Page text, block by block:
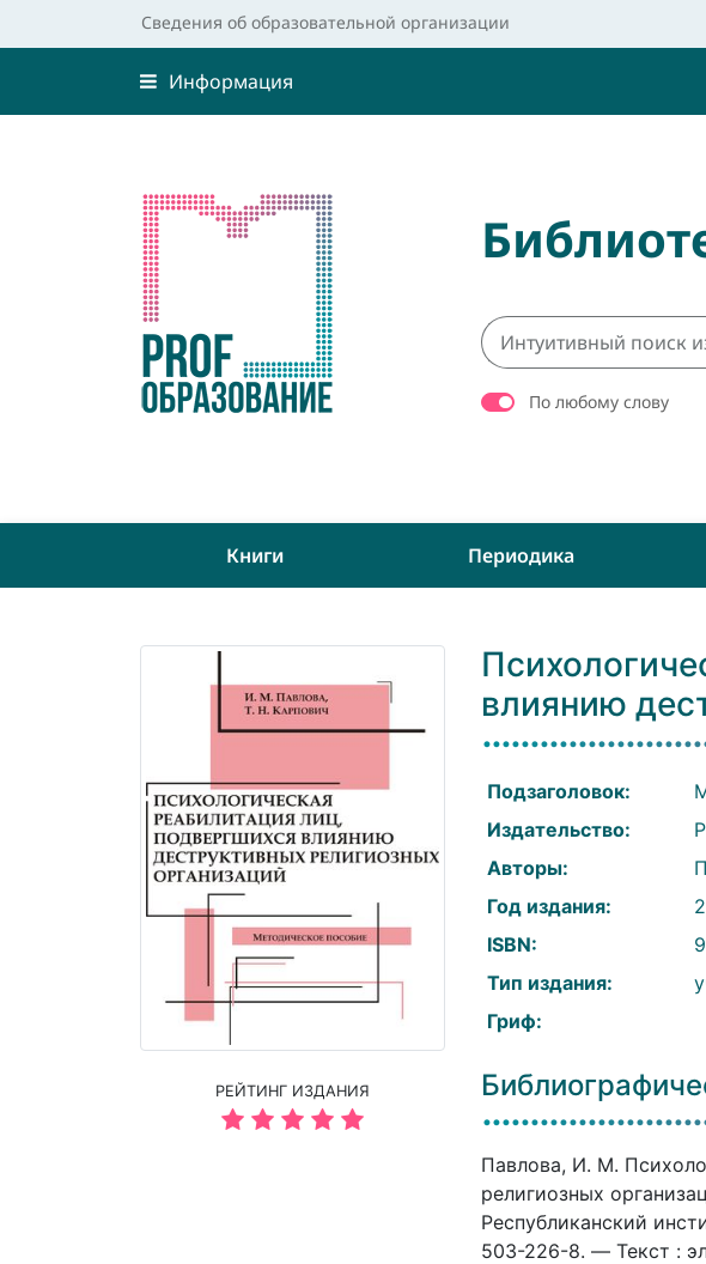
Сведения об образовательной организации
Информация
По любому слову
Книги Периодика
РЕЙТИНГ ИЗДАНИЯ
влиянию
Подзаголовок:
Издательство:
Авторы:
Год издания:
ISBN:
Тип издания:
Гриф:
Павлова, И. М.
религиозных
Республиканский
503-226-8. — Текст :